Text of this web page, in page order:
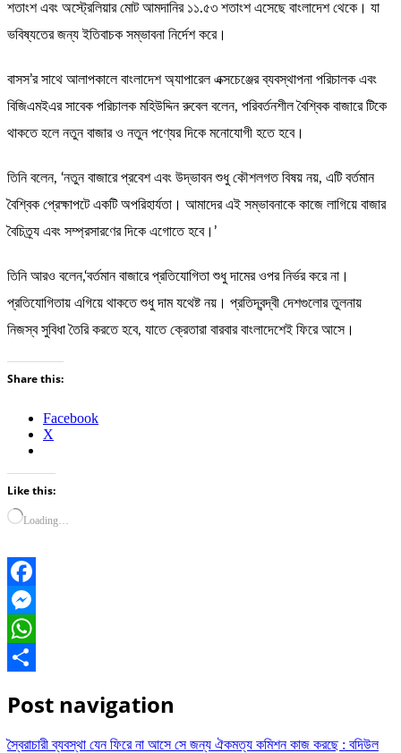
শতাংশ এবং অস্ট্রেলিয়ার মোট আমদানির ১১.৫৩ শতাংশ এসেছে বাংলাদেশ থেকে। যা
ভবিষ্যতের জন্য ইতিবাচক সম্ভাবনা নির্দেশ করে।
বাসস’র সাথে আলাপকালে বাংলাদেশ অ্যাপারেল এক্সচেঞ্জের ব্যবস্থাপনা পরিচালক এবং
বিজিএমইএর সাবেক পরিচালক মহিউদ্দিন রুবেল বলেন, পরিবর্তনশীল বৈশ্বিক বাজারে টিকে
থাকতে হলে নতুন বাজার ও নতুন পণ্যের দিকে মনোযোগী হতে হবে।
তিনি বলেন, ‘নতুন বাজারে প্রবেশ এবং উদ্ভাবন শুধু কৌশলগত বিষয় নয়, এটি বর্তমান
বৈশ্বিক প্রেক্ষাপটে একটি অপরিহার্যতা। আমাদের এই সম্ভাবনাকে কাজে লাগিয়ে বাজার
বৈচিত্র্য এবং সম্প্রসারণের দিকে এগোতে হবে।’
তিনি আরও বলেন,‘বর্তমান বাজারে প্রতিযোগিতা শুধু দামের ওপর নির্ভর করে না।
প্রতিযোগিতায় এগিয়ে থাকতে শুধু দাম যথেষ্ট নয়। প্রতিদ্বন্দ্বী দেশগুলোর তুলনায়
নিজস্ব সুবিধা তৈরি করতে হবে, যাতে ক্রেতারা বারবার বাংলাদেশেই ফিরে আসে।
Share this:
Facebook
X
Like this:
Loading…
Facebook
Messenger
WhatsApp
Post navigation
স্বৈরাচারী ব্যবস্থা যেন ফিরে না আসে সে জন্য ঐকমত্য কমিশন কাজ করছে : বদিউল